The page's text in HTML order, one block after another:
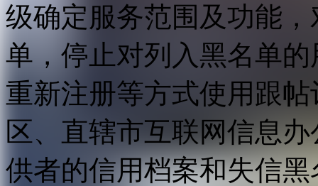
级确定服务范围及功能
单，停止对列入黑名单
重新注册等方式使用跟
区、直辖市互联网信息
供者的信用档案和失信